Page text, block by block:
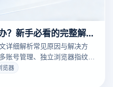
虚拟浏览器打不开怎么办？新手必看的完整解决教程
详细解析常见原因与解决方
账号管理、独立浏览器指纹和
复浏览器正常使用。
览器